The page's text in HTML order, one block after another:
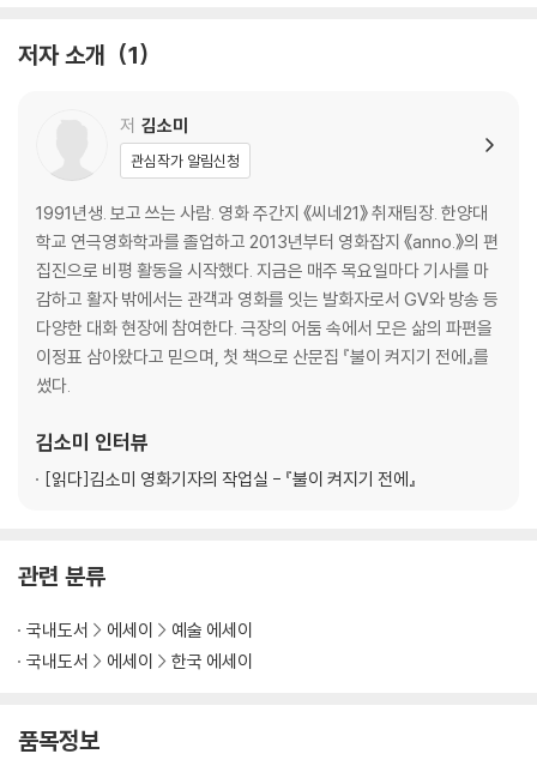
영화, 다른 방식으로 보기
인터뷰어가 계단을 오를 때
정면을 바라보기
쓰지 않으면 안 되는 경우에
응달에서 살아남기
좋아하는 일
실패 지점까지
초심자의 경유지 - 칸영화제 취재기 1
구워지고 식혀지기
외롭고 씩씩한 모임
이야기에 관한 뜬금없는 지지
토템의 필요
앞면과 뒷면의 이중인화
여권이 필요 없는 국가 - 칸영화제 취재기 2
저자 소개 1
저 김소미
관심작가 알림신청
1991년생. 보고 쓰는 사람. 영화 주간지 《씨네21》 취재팀장. 한양대
학교 연극영화학과를 졸업하고 2013년부터 영화잡지 《anno.》의 편
집진으로 비평 활동을 시작했다. 지금은 매주 목요일마다 기사를 마
감하고 활자 밖에서는 관객과 영화를 잇는 발화자로서 GV와 방송 등
다양한 대화 현장에 참여한다. 극장의 어둠 속에서 모은 삶의 파편을
이정표 삼아왔다고 믿으며, 첫 책으로 산문집 『불이 켜지기 전에』를
썼다.
김소미 인터뷰
[읽다]김소미 영화기자의 작업실 - 『불이 켜지기 전에』
관련 분류
국내도서 에세이
예술 에세이
국내도서
에세이 한국 에세이
품목정보